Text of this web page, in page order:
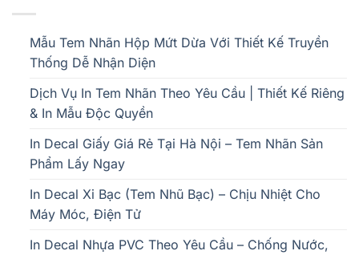
Mẫu Tem Nhãn Hộp Mứt Dừa Với Thiết Kế Truyền
Thống Dễ Nhận Diện
Dịch Vụ In Tem Nhãn Theo Yêu Cầu | Thiết Kế Riêng
& In Mẫu Độc Quyền
In Decal Giấy Giá Rẻ Tại Hà Nội – Tem Nhãn Sản
Phẩm Lấy Ngay
In Decal Xi Bạc (Tem Nhũ Bạc) – Chịu Nhiệt Cho
Máy Móc, Điện Tử
In Decal Nhựa PVC Theo Yêu Cầu – Chống Nước,